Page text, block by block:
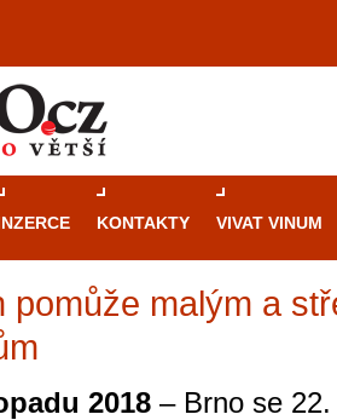
KONTAKTY VIVAT VINUM
pomůže malým a
2018 – Brno se
Průvodce